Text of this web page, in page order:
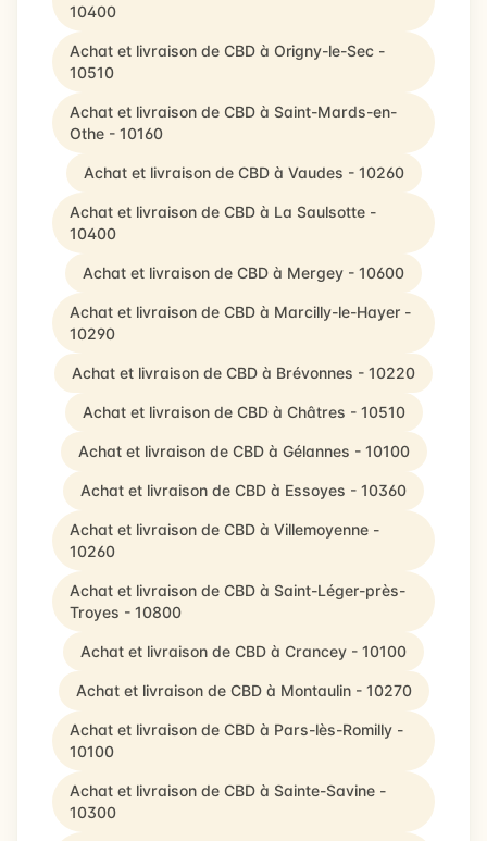
10400
Achat et livraison de CBD à Origny-le-Sec -
10510
Achat et livraison de CBD à Saint-Mards-en-
Othe - 10160
Achat et livraison de CBD à Vaudes - 10260
Achat et livraison de CBD à La Saulsotte -
10400
Achat et livraison de CBD à Mergey - 10600
Achat et livraison de CBD à Marcilly-le-Hayer -
10290
Achat et livraison de CBD à Brévonnes - 10220
Achat et livraison de CBD à Châtres - 10510
Achat et livraison de CBD à Gélannes - 10100
Achat et livraison de CBD à Essoyes - 10360
Achat et livraison de CBD à Villemoyenne -
10260
Achat et livraison de CBD à Saint-Léger-près-
Troyes - 10800
Achat et livraison de CBD à Crancey - 10100
Achat et livraison de CBD à Montaulin - 10270
Achat et livraison de CBD à Pars-lès-Romilly -
10100
Achat et livraison de CBD à Sainte-Savine -
10300